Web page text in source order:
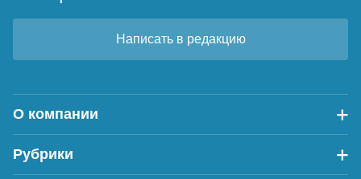
Написать в редакцию
О компании
Рубрики